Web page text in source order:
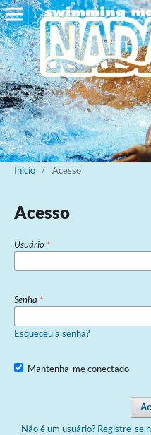
Início / Acesso
Acesso
Usuário *
Senha *
Esqueceu a senha?
Mantenha-me conectado
Não é um usuário? Registre-se